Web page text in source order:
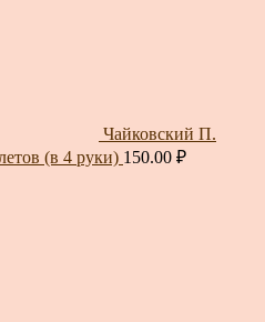
Чайковский П.
(в 4 руки) 150.00 ₽